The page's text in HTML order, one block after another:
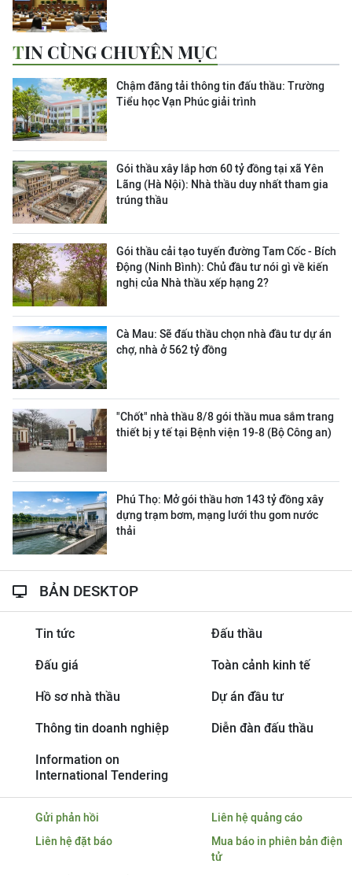
TIN CÙNG CHUYÊN MỤC
Chậm đăng tải thông tin đấu thầu: Trường
Tiểu học Vạn Phúc giải trình
Gói thầu xây lắp hơn 60 tỷ đồng tại xã Yên
Lãng (Hà Nội): Nhà thầu duy nhất tham gia
trúng thầu
Gói thầu cải tạo tuyến đường Tam Cốc - Bích
Động (Ninh Bình): Chủ đầu tư nói gì về kiến
nghị của Nhà thầu xếp hạng 2?
Cà Mau: Sẽ đấu thầu chọn nhà đầu tư dự án
chợ, nhà ở 562 tỷ đồng
"Chốt" nhà thầu 8/8 gói thầu mua sắm trang
thiết bị y tế tại Bệnh viện 19-8 (Bộ Công an)
Phú Thọ: Mở gói thầu hơn 143 tỷ đồng xây
dựng trạm bơm, mạng lưới thu gom nước
thải
BẢN DESKTOP
Tin tức Đấu thầu
Đấu giá Toàn cảnh kinh tế
Hồ sơ nhà thầu Dự án đầu tư
Thông tin doanh nghiệp Diễn đàn đấu thầu
Information on
International Tendering
Gửi phản hồi
Liên hệ quảng cáo
Liên hệ đặt báo
Mua báo in phiên bản điện
tử